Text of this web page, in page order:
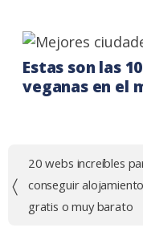
Estas son las
veganas en el
Navegación
de
entradas
20 webs increíbles
conseguir alojamiento
gratis o muy barato